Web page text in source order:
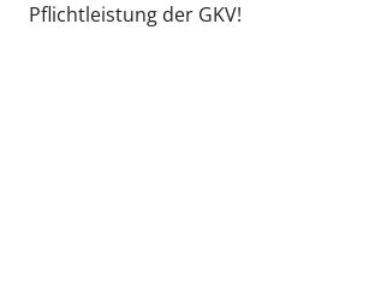
Pflichtleistung der GKV!